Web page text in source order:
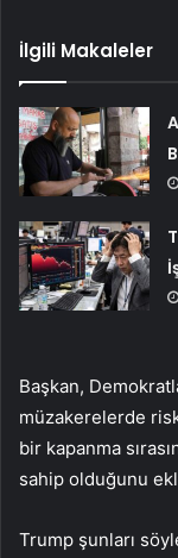
İlgili Makaleler
Başkan,
müzakerelerde
bir kapanma
sahip olduğunu
Trump şunları